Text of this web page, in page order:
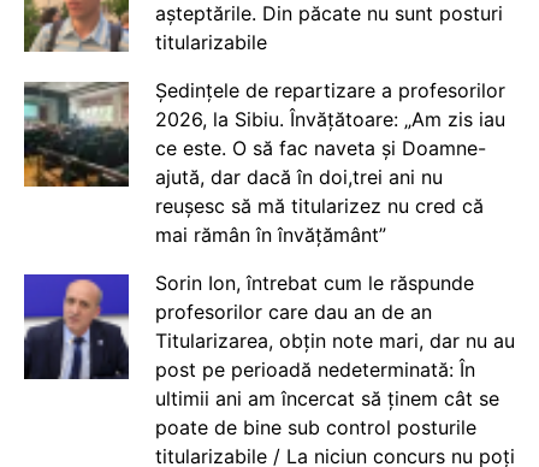
așteptările. Din păcate nu sunt posturi
titularizabile
Ședințele de repartizare a profesorilor
2026, la Sibiu. Învățătoare: „Am zis iau
ce este. O să fac naveta și Doamne-
ajută, dar dacă în doi,trei ani nu
reușesc să mă titularizez nu cred că
mai rămân în învățământ”
Sorin Ion, întrebat cum le răspunde
profesorilor care dau an de an
Titularizarea, obțin note mari, dar nu au
post pe perioadă nedeterminată: În
ultimii ani am încercat să ținem cât se
poate de bine sub control posturile
titularizabile / La niciun concurs nu poți